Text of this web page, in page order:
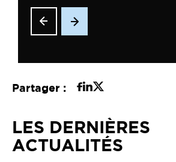
Partager :
LES DERNIÈRES
ACTUALITÉS